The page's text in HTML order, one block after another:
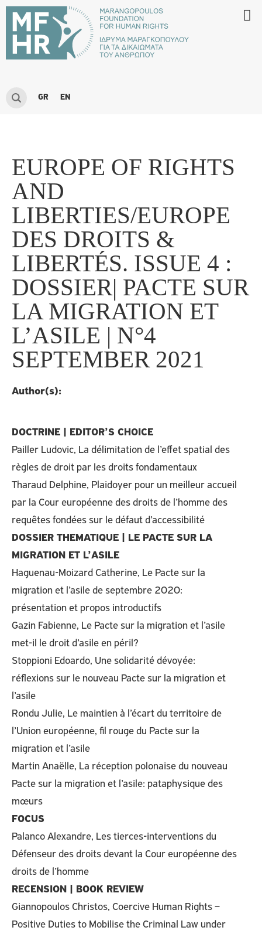
GR EN
EUROPE OF RIGHTS
AND
LIBERTIES/EUROPE
DES DROITS &
LIBERTÉS. ISSUE 4 :
DOSSIER| PACTE SUR
LA MIGRATION ET
L’ASILE | N°4
SEPTEMBER 2021
Author(s):
DOCTRINE | EDITOR’S CHOICE
Pailler Ludovic, La délimitation de l’effet spatial des
règles de droit par les droits fondamentaux
Tharaud Delphine, Plaidoyer pour un meilleur accueil
par la Cour européenne des droits de l’homme des
requêtes fondées sur le défaut d’accessibilité
DOSSIER THEMATIQUE | LE PACTE SUR LA
MIGRATION ET L’ASILE
Haguenau-Moizard Catherine, Le Pacte sur la
migration et l’asile de septembre 2020:
présentation et propos introductifs
Gazin Fabienne, Le Pacte sur la migration et l’asile
met-il le droit d’asile en péril?
Stoppioni Edoardo, Une solidarité dévoyée:
réflexions sur le nouveau Pacte sur la migration et
l’asile
Rondu Julie, Le maintien à l’écart du territoire de
l’Union européenne, fil rouge du Pacte sur la
migration et l’asile
Martin Anaëlle, La réception polonaise du nouveau
Pacte sur la migration et l’asile: pataphysique des
mœurs
FOCUS
Palanco Alexandre, Les tierces-interventions du
Défenseur des droits devant la Cour européenne des
droits de l’homme
RECENSION | BOOK REVIEW
Giannopoulos Christos, Coercive Human Rights –
Positive Duties to Mobilise the Criminal Law under